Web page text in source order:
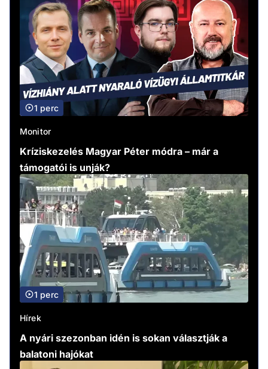
1 perc
Monitor
Kríziskezelés Magyar Péter módra – már a
támogatói is unják?
1 perc
Hírek
A nyári szezonban idén is sokan választják a
balatoni hajókat